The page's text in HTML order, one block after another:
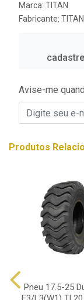
Marca: TITAN
Fabricante:
Avise-me
Produtos
Pneu 17.5-25